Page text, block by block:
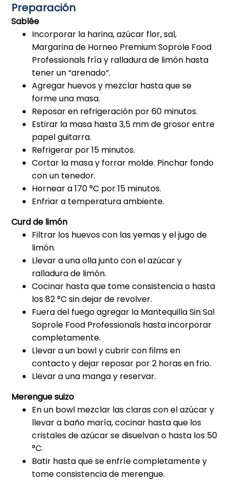
Preparación
Sablée
Incorporar la harina, azúcar flor, sal,
Margarina de Horneo Premium Soprole Food
Professionals fría y ralladura de limón hasta
tener un “arenado”.
Agregar huevos y mezclar hasta que se
forme una masa.
Reposar en refrigeración por 60 minutos.
Estirar la masa hasta 3,5 mm de grosor entre
papel guitarra.
Refrigerar por 15 minutos.
Cortar la masa y forrar molde. Pinchar fondo
con un tenedor.
Hornear a 170 °C por 15 minutos.
Enfriar a temperatura ambiente.
Curd de limón
Filtrar los huevos con las yemas y el jugo de
limón.
Llevar a una olla junto con el azúcar y
ralladura de limón.
Cocinar hasta que tome consistencia o hasta
los 82 °C sin dejar de revolver.
Fuera del fuego agregar la Mantequilla Sin Sal
Soprole Food Professionals hasta incorporar
completamente.
Llevar a un bowl y cubrir con films en
contacto y dejar reposar por 2 horas en frio.
Llevar a una manga y reservar.
Merengue suizo
En un bowl mezclar las claras con el azúcar y
llevar a baño maría, cocinar hasta que los
cristales de azúcar se disuelvan o hasta los 50
°C.
Batir hasta que se enfríe completamente y
tome consistencia de merengue.